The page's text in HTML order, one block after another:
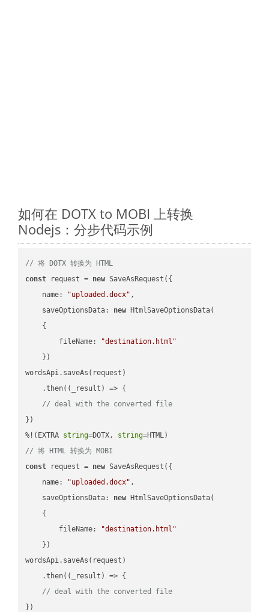
如何在 DOTX to MOBI 上转换
Nodejs：分步代码示例
// 将 DOTX 转换为 HTML
const request = new SaveAsRequest({
name: "uploaded.docx" ,
saveOptionsData: new HtmlSaveOptionsData(
    {
fileName:
"destination.html"
    })
wordsApi.saveAs(request)
    .then(
( _result ) => {
// deal with the converted file
})
%!(EXTRA string=DOTX, string
// 将 HTML 转换为 MOBI
const request = new SaveAsRequest({
name: "uploaded.docx" ,
saveOptionsData: new HtmlSaveOptionsData(
    {
fileName:
"destination.html"
    })
wordsApi.saveAs(request)
    .then(
( _result ) => {
// deal with the converted file
})